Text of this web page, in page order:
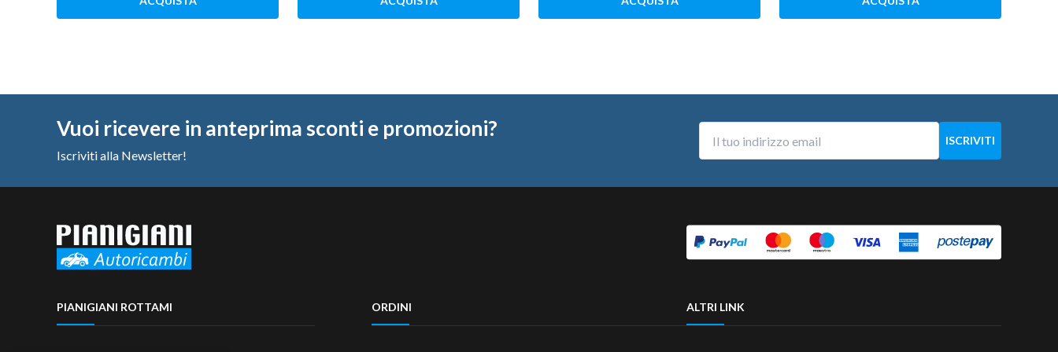
Vuoi ricevere in anteprima sconti e promozioni?
Iscriviti alla Newsletter!
PIANIGIANI ROTTAMI ORDINI ALTRI LINK